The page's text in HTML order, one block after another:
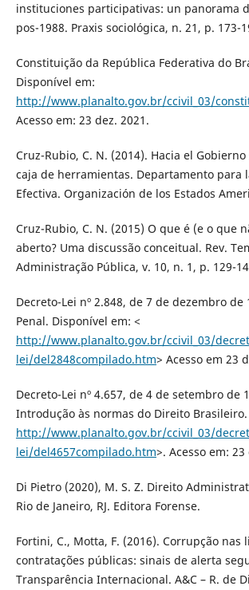
instituciones participativas: un panorama
pos-1988. Praxis sociológica, n. 21, p. 173-
Constituição da República Federativa do
Disponível em:
http://www.planalto.gov.br/ccivil_03/
Acesso em: 23 dez. 2021.
Cruz-Rubio, C. N. (2014). Hacia el
caja de herramientas. Departamento para
Efectiva. Organización de los Estados
Cruz-Rubio, C. N. (2015) O que é (e o que
aberto? Uma discussão conceitual. Rev.
Administração Pública, v. 10, n. 1, p. 129-
Decreto-Lei nº 2.848, de 7 de dezembro de
Penal. Disponível em: <
http://www.planalto.gov.br/ccivil_03/
lei/del2848compilado.htm> Acesso em 23
Decreto-Lei nº 4.657, de 4 de setembro de
Introdução às normas do Direito
http://www.planalto.gov.br/ccivil_03/
lei/del4657compilado.htm>. Acesso em: 23
Di Pietro (2020), M. S. Z. Direito
Rio de Janeiro, RJ. Editora Forense.
Fortini, C., Motta, F. (2016). Corrupção nas
contratações públicas: sinais de alerta
Transparência Internacional. A&C – R. de